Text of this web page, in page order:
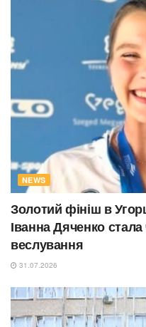
NEWS
Золотий фініш в
Іванна Дяченко
веслування
31.07.2026